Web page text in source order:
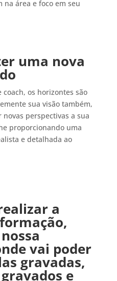
área e foco em seu
uma nova
os horizontes são
sua visão também,
perspectivas a sua
proporcionando uma
e detalhada ao
a
vai poder
gravadas,
e